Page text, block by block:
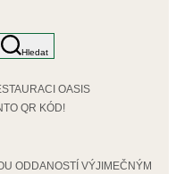
Hledat
OASIS
QR KÓD!
ODDANOSTÍ VÝJIMEČNÝM